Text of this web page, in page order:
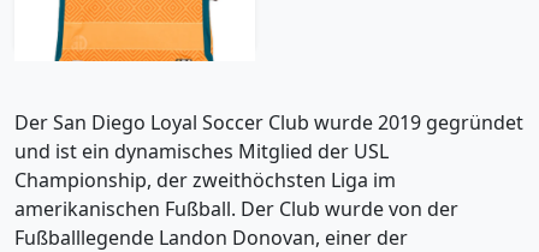
Trikot kaufen
Der San Diego Loyal Soccer Club wurde 2019 gegründet
und ist ein dynamisches Mitglied der USL
Championship, der zweithöchsten Liga im
amerikanischen Fußball. Der Club wurde von der
Fußballlegende Landon Donovan, einer der